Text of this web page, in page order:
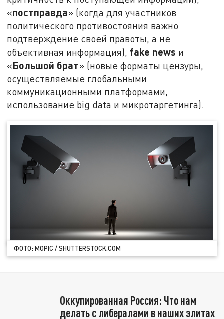
«постправда» (когда для участников
политического противостояния важно
подтверждение своей правоты, а не
объективная информация), fake news и
«Большой брат» (новые форматы цензуры,
осуществляемые глобальными
коммуникационными платформами,
использование big data и микротаргетинга).
ФОТО: MOPIC / SHUTTERSTOCK.COM
Оккупированная Россия: Что нам
делать с либералами в наших элитах